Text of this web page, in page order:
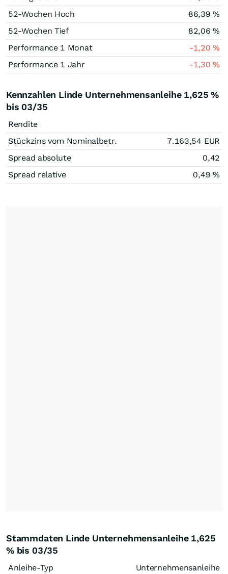
52-Wochen Hoch
86,39%
52-Wochen Tief
82,06%
Performance 1 Monat
-1,20%
Performance 1 Jahr
-1,30%
Kennzahlen Linde Unternehmensanleihe 1,625 %
bis 03/35
Rendite
Stückzins vom Nominalbetr.
7.163,54 EUR
Spread absolute
0,42
Spread relative
0,49 %
Stammdaten Linde Unternehmensanleihe 1,625
% bis 03/35
Anleihe-Typ
Unternehmensanleihe